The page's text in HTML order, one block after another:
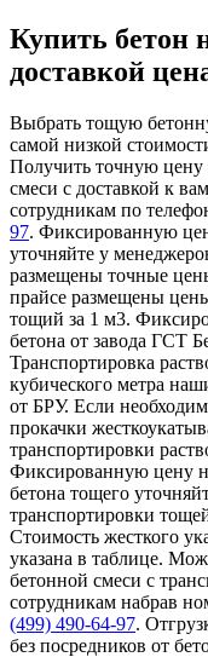
Купить бетон
доставкой
Выбрать тощую
самой низкой
Получить точную цену
смеси с доставкой к
сотрудникам по
97. Фиксированную
уточняйте у
размещены точные
прайсе размещены
тощий за 1 м3.
бетона от завода ГСТ
Транспортировка
кубического метра
от БРУ. Если
прокачки
транспортировки
Фиксированную цену
бетона тощего
транспортировки
Стоимость жесткого
указана в таблице.
бетонной смеси с
сотрудникам набрав
(499) 490-64-97.
без посредников от